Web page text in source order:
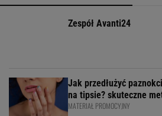
Zespół Avanti24
Jak przedłużyć
na tipsie? skuteczne
MATERIAŁ PROMOCYJNY